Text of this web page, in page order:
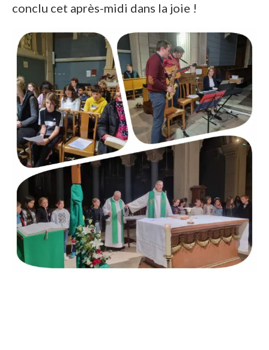
conclu cet après-midi dans la joie !